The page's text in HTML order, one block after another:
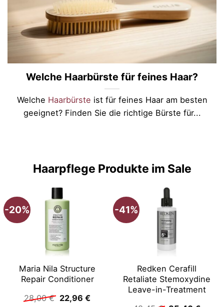
Welche Haarbürste für feines Haar?
Welche Haarbürste ist für feines Haar am besten
geeignet? Finden Sie die richtige Bürste für...
Haarpflege Produkte im Sale
-20%
Maria Nila Structure
Repair Conditioner
28,00€ Ursprünglicher
22,96 €Aktueller
-41%
Redken Cerafill
Retaliate Stemoxydine
Leave-in-Treatment